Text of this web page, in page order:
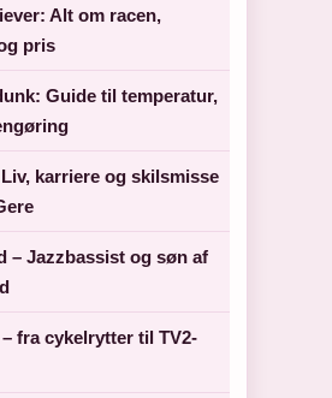
Alt om racen,
pris
Guide til temperatur,
karriere og skilsmisse
– Jazzbassist og søn af
fra cykelrytter til TV2-